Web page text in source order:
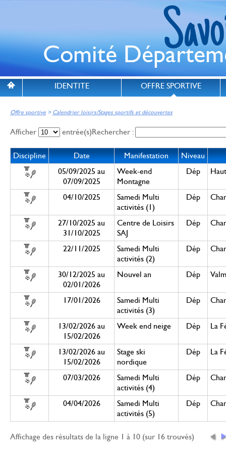
IDENTITE OFFRE SPORTIVE
Offre sportive > Calendrier loisirs/Stages sportifs et découvertes
Afficher entrée(s)Rechercher :
Discipline Date Manifestation
Niveau
05/09/2025 au
07/09/2025
Week-end
Montagne
Dép
04/10/2025
Samedi Multi
activités (1)
Dép
27/10/2025 au
31/10/2025
Centre de Loisirs
SAJ
Dép
22/11/2025
Samedi Multi
activités (2)
Dép
30/12/2025 au
02/01/2026
Nouvel an Dép
17/01/2026
Samedi Multi
activités (3)
Dép
13/02/2026 au
15/02/2026
Week end neige Dép La
13/02/2026 au
15/02/2026
Stage ski
nordique
Dép La
07/03/2026
Samedi Multi
activités (4)
Dép
04/04/2026
Samedi Multi
activités (5)
Dép
Affichage des résultats de la ligne 1 à 10 (sur 16 trouvés)